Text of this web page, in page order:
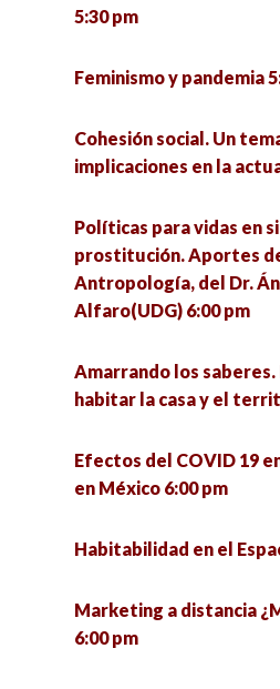
5:30 pm
Feminismo y pandemia
Cohesión social. Un
implicaciones en la
Políticas para vidas en
prostitución. Aportes
Antropología, del Dr.
Alfaro(UDG) 6:00 pm
Amarrando los saberes.
habitar la casa y el
Efectos del COVID 19
en México 6:00 pm
Habitabilidad en el
Marketing a distancia
6:00 pm